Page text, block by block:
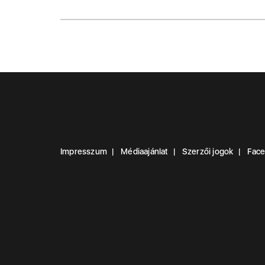
Impresszum Médiaajánlat Szerzői jogok